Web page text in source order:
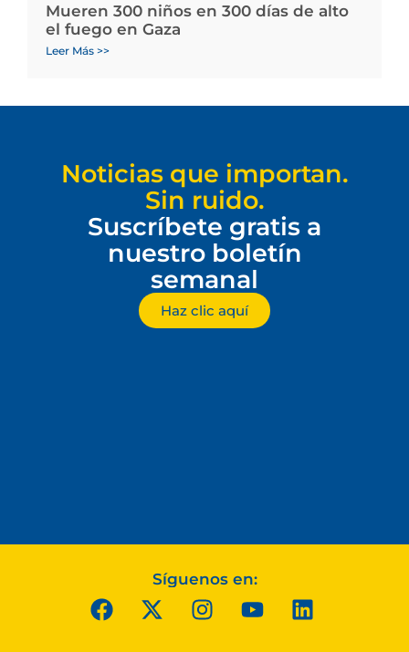
Mueren 300 niños en 300 días de alto
el fuego en Gaza
Leer Más >>
Noticias que importan.
Sin ruido.
Suscríbete gratis a
nuestro boletín
semanal
Haz clic aquí
Síguenos en: